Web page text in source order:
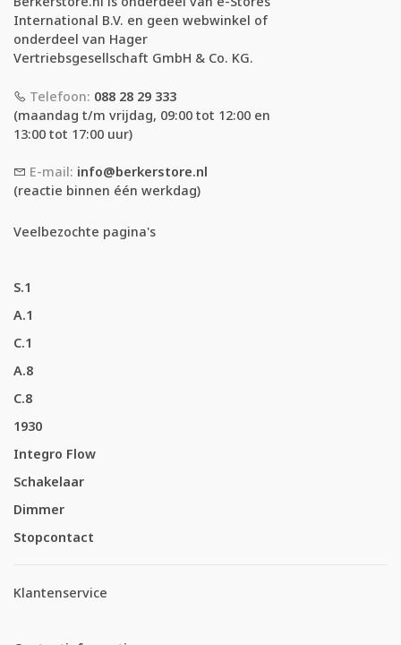
International B.V. en geen webwinkel of
onderdeel van Hager
Vertriebsgesellschaft GmbH & Co. KG.
Telefoon: 088 28 29 333
(maandag t/m vrijdag, 09:00 tot 12:00 en
13:00 tot 17:00 uur)
E-mail: info@berkerstore.nl
(reactie binnen één werkdag)
Veelbezochte pagina's
S.1
A.1
C.1
A.8
C.8
1930
Integro Flow
Schakelaar
Dimmer
Stopcontact
Klantenservice